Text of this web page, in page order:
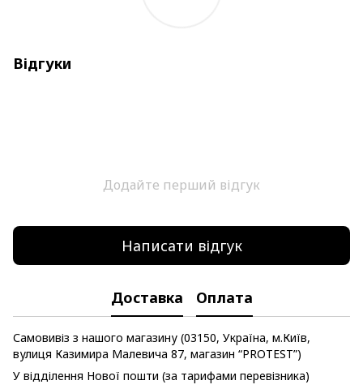
Відгуки
Додайте перший відгук
Написати відгук
Доставка Оплата
Самовивіз з нашого магазину (03150, Україна, м.Київ,
вулиця Казимира Малевича 87, магазин “PROTEST”)
У відділення Нової пошти (за тарифами перевізника)